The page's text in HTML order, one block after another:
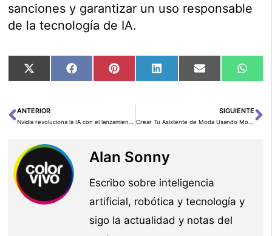
sanciones y garantizar un uso responsable
de la tecnología de IA.
Compartir
en
X
Compartir
en
FacebookCompartir
en
PinterestCompartir
en
LinkedInCompartir
en
Email
en
Ant
ANTERIOR SIGUIENTE
Alan Sonny
Escribo sobre inteligencia
artificial, robótica y tecnología y
sigo la actualidad y notas del